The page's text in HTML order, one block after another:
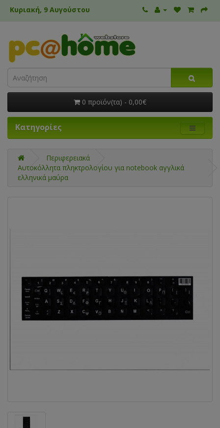
Κυριακή, 9 Αυγούστου
0 προϊόν(τα) - 0,00€
Κατηγορίες
Περιφερειακά
Αυτοκόλλητα πληκτρολογίου για notebook αγγλικά
ελληνικά μαύρα